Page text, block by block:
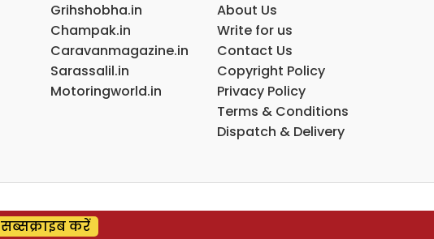
Grihshobha.in
Champak.in
Caravanmagazine.in
Sarassalil.in
Motoringworld.in
About Us
Write for us
Contact Us
Copyright Policy
Privacy Policy
Terms & Conditions
Dispatch & Delivery
सब्सक्राइब करें